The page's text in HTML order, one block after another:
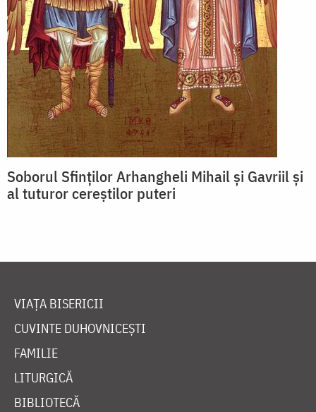
Soborul Sfinților Arhangheli Mihail și Gavriil și
al tuturor cereștilor puteri
VIAȚA BISERICII
CUVINTE DUHOVNICEȘTI
FAMILIE
LITURGICĂ
BIBLIOTECĂ